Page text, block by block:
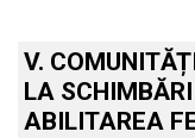
V.
LA
ABILITAREA